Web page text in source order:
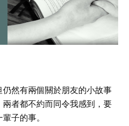
然有兩個關於朋友的小故事
者都不約而同令我感到，要
子的事。